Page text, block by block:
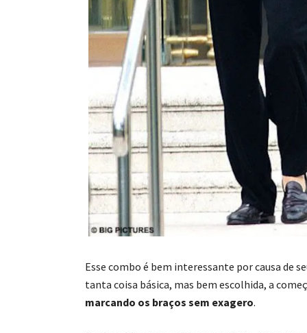
Esse combo é bem interessante por causa de
tanta coisa básica, mas bem escolhida, a
marcando os braços sem exagero.